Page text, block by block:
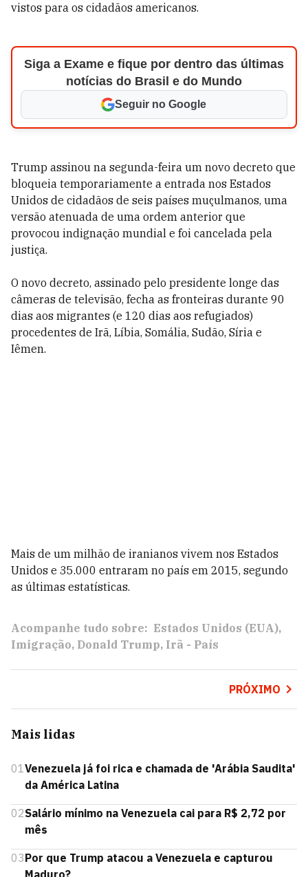
vistos para os cidadãos americanos.
Siga a Exame e fique por dentro das últimas
notícias do Brasil e do Mundo
Seguir no Google
Trump assinou na segunda-feira um novo decreto que
bloqueia temporariamente a entrada nos Estados
Unidos de cidadãos de seis países muçulmanos, uma
versão atenuada de uma ordem anterior que
provocou indignação mundial e foi cancelada pela
justiça.
O novo decreto, assinado pelo presidente longe das
câmeras de televisão, fecha as fronteiras durante 90
dias aos migrantes (e 120 dias aos refugiados)
procedentes de Irã, Líbia, Somália, Sudão, Síria e
Iêmen.
Mais de um milhão de iranianos vivem nos Estados
Unidos e 35.000 entraram no país em 2015, segundo
as últimas estatísticas.
Acompanhe tudo sobre: Estados Unidos (EUA)
Imigração Donald Trump Irã - País
PRÓXIMO
Mais lidas
01Venezuela já foi rica e chamada de 'Arábia Saudita'
da América Latina
02Salário mínimo na Venezuela cai para R$ 2,72 por
mês
03Por que Trump atacou a Venezuela e capturou
Maduro?